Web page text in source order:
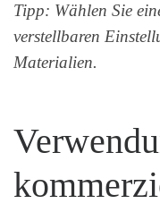
Tipp: Wählen Sie
verstellbaren
Materialien.